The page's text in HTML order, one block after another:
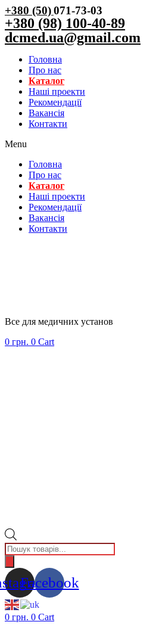
+380 (50)071-73-03
+380 (98) 100-40-89
dcmed.ua@gmail.com
Головна
Про нас
Каталог
Нашi проекти
Рекомендації
Вакансiя
Контакти
Menu
Головна
Про нас
Каталог
Нашi проекти
Рекомендації
Вакансiя
Контакти
Все для медичних установ
0 грн. 0 Cart
Пошук
товарів
Facebook
0 грн. 0 Cart